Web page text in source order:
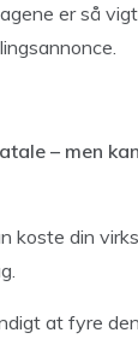
er så
– men
koste din
at fyre